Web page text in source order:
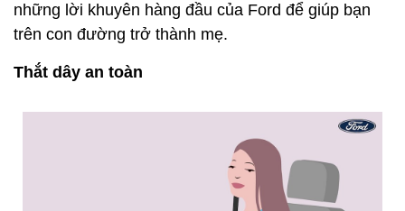
những lời khuyên hàng đầu của Ford để giúp bạn
trên con đường trở thành mẹ.
Thắt dây an toàn